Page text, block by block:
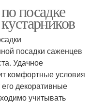
посадке
посадки саженцев
Удачное
комфортные условия
декоративные
учитывать